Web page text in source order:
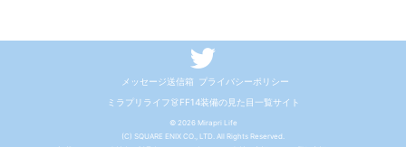
メッセージ送信箱 プライバシーポリシー
ミラプリライフ👗FF14装備の見た目一覧サイト
© 2026 Mirapri Life
(C) SQUARE ENIX CO., LTD. All Rights Reserved.